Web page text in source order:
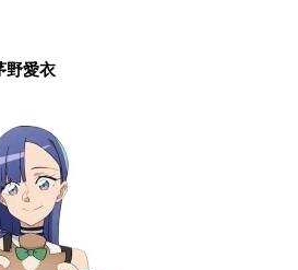
ど、人気作品のキャラクターを多く
野愛衣